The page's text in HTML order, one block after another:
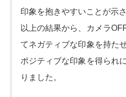
印象を抱きやすいことが示
以上の結果から、カメラ
てネガティブな印象を持た
ポジティブな印象を得られ
りました。